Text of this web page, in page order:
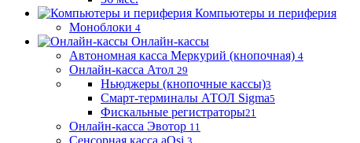
Компьютеры и периферия
Моноблоки 4
Онлайн-кассы
Автономная касса Меркурий (кнопочная) 4
Онлайн-касса Атол 29
Ньюджеры (кнопочные кассы)3
Смарт-терминалы АТОЛ Sigma5
Фискальные регистраторы21
Онлайн-касса Эвотор 11
Сенсорная касса aQsi